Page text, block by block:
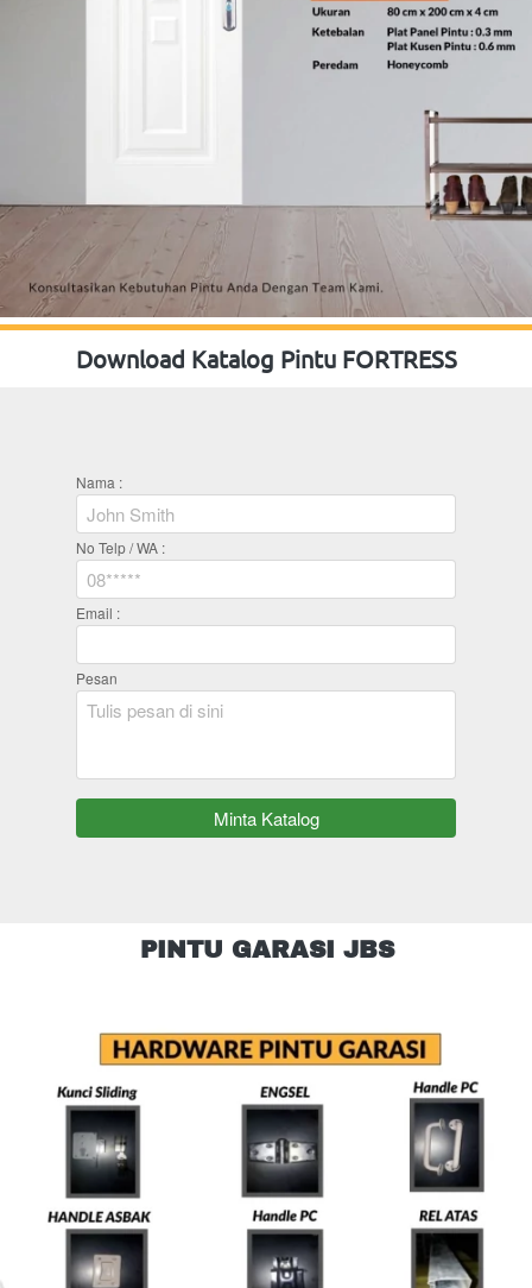
Download Katalog Pintu FORTRESS
Nama :
No Telp / WA :
Email :
Pesan
`Minta Katalog
PINTU GARASI JBS